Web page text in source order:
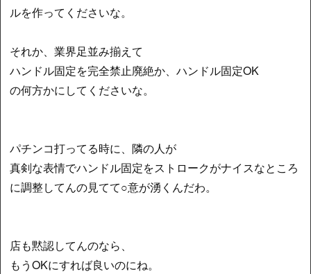
ルを作ってくださいな。
それか、業界足並み揃えて
ハンドル固定を完全禁止廃絶か、ハンドル固定OK
の何方かにしてくださいな。
パチンコ打ってる時に、隣の人が
真剣な表情でハンドル固定をストロークがナイスなところ
に調整してんの見てて○意が湧くんだわ。
店も黙認してんのなら、
もうOKにすれば良いのにね。